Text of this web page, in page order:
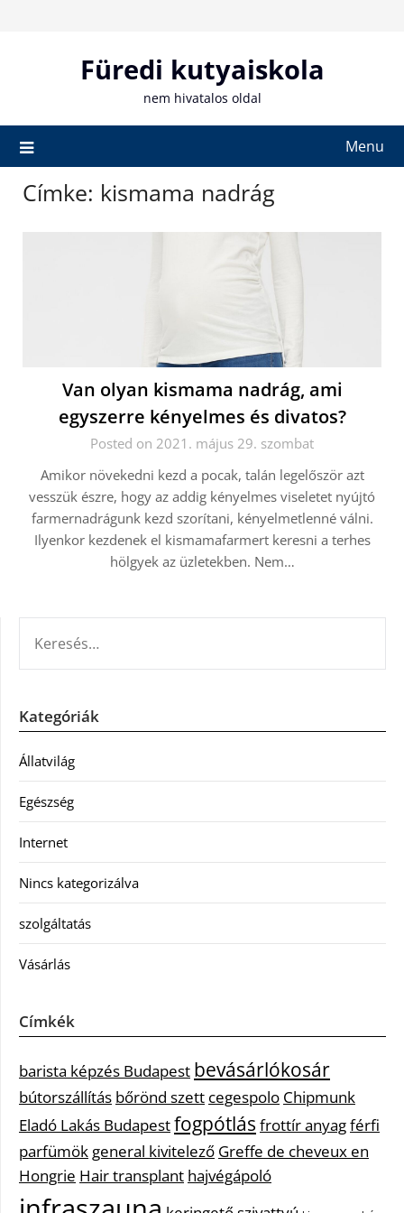
Füredi kutyaiskola
nem hivatalos oldal
Menu
Címke: kismama nadrág
Van olyan kismama nadrág, ami
egyszerre kényelmes és divatos?
Posted on 2021. május 29. szombat
Amikor növekedni kezd a pocak, talán legelőször azt
vesszük észre, hogy az addig kényelmes viseletet nyújtó
farmernadrágunk kezd szorítani, kényelmetlenné válni.
Ilyenkor kezdenek el kismamafarmert keresni a terhes
hölgyek az üzletekben. Nem…
Kategóriák
Állatvilág
Egészség
Internet
Nincs kategorizálva
szolgáltatás
Vásárlás
Címkék
barista képzés Budapest bevásárlókosár
bútorszállítás bőrönd szett cegespolo Chipmunk
Eladó Lakás Budapestfogpótlás frottír anyagférfi
parfümök general kivitelező Greffe de cheveux en
Hongrie Hair transplant hajvégápoló